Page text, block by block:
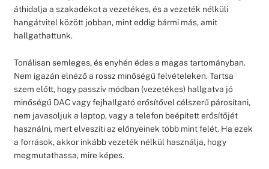
áthidalja a szakadékot a vezetékes, és a vezeték nélküli
hangátvitel között jobban, mint eddig bármi más, amit
hallgathattunk.
Tonálisan semleges, és enyhén édes a magas tartományban.
Nem igazán elnéző a rossz minőségű felvételeken. Tartsa
szem előtt, hogy passzív módban (vezetékes) hallgatva jó
minőségű DAC vagy fejhallgató erősítővel célszerű párosítani,
nem javasoljuk a laptop, vagy a telefon beépített erősítőjét
használni, mert elveszíti az előnyeinek több mint felét. Ha ezek
a források, akkor inkább vezeték nélkül használja, hogy
megmutathassa, mire képes.